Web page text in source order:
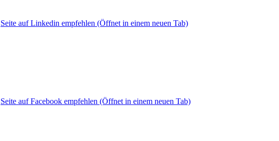
Seite auf Linkedin empfehlen (Öffnet in einem neuen Tab)
Seite auf Facebook empfehlen (Öffnet in einem neuen Tab)